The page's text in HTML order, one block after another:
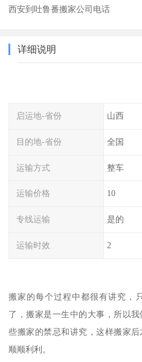
西安到吐鲁番搬家公司电话
详细说明
启运地-省份 山西
目的地-省份 全国
运输方式 整车
运输价格 10
专线运输 是的
运输时效 2
搬家的每个过程中都很有讲究，
了，搬家是一生中的大事，所以
些搬家的禁忌和讲究，这样搬家
顺顺利利。